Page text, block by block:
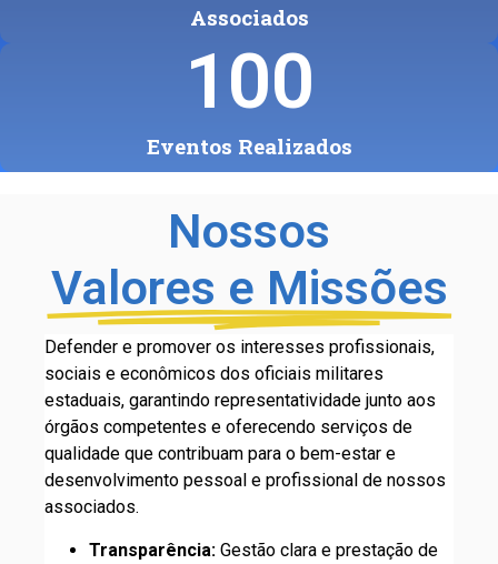
Associados
Eventos Realizados
100
Nossos
Valores e Missões
Defender e promover os interesses profissionais,
sociais e econômicos dos oficiais militares
estaduais, garantindo representatividade junto aos
órgãos competentes e oferecendo serviços de
qualidade que contribuam para o bem-estar e
desenvolvimento pessoal e profissional de nossos
associados.
Transparência: Gestão clara e prestação de